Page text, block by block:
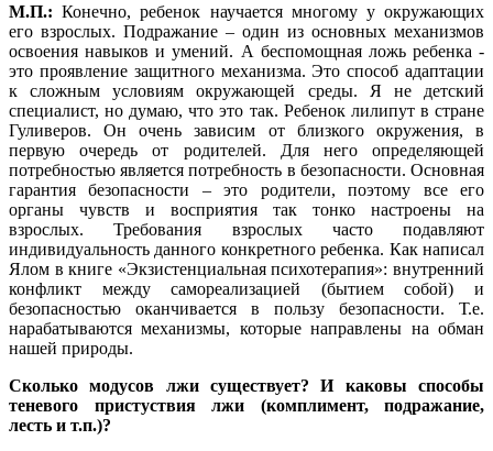
М.П.: Конечно, ребенок научается многому у окружающих
его взрослых. Подражание – один из основных механизмов
освоения навыков и умений. А беспомощная ложь ребенка -
это проявление защитного механизма. Это способ адаптации
к сложным условиям окружающей среды. Я не детский
специалист, но думаю, что это так. Ребенок лилипут в стране
Гуливеров. Он очень зависим от близкого окружения, в
первую очередь от родителей. Для него определяющей
потребностью является потребность в безопасности. Основная
гарантия безопасности – это родители, поэтому все его
органы чувств и восприятия так тонко настроены на
взрослых. Требования взрослых часто подавляют
индивидуальность данного конкретного ребенка. Как написал
Ялом в книге «Экзистенциальная психотерапия»: внутренний
конфликт между самореализацией (бытием собой) и
безопасностью оканчивается в пользу безопасности. Т.е.
нарабатываются механизмы, которые направлены на обман
нашей природы.
Сколько модусов лжи существует? И каковы способы
теневого пристуствия лжи (комплимент, подражание,
лесть и т.п.)?